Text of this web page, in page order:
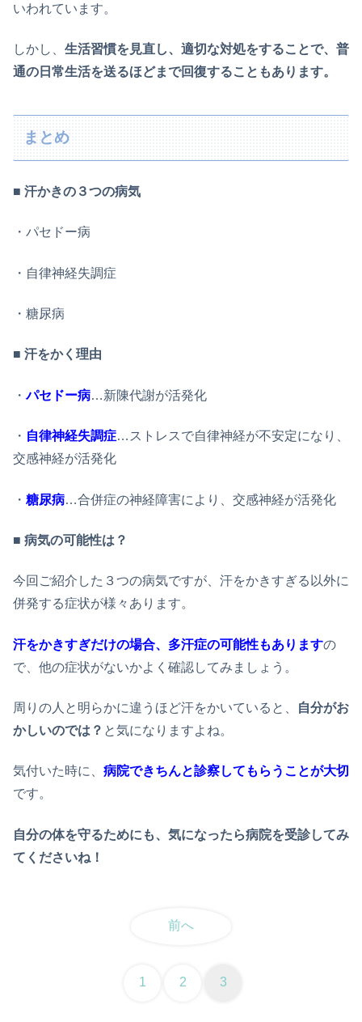
いわれています。
しかし、 生活習慣を見直し、適切な対処をすることで、普
通の日常生活を送るほどまで回復することもあります。
まとめ
■ 汗かきの３つの病気
・パセドー病
・自律神経失調症
・糖尿病
■ 汗をかく理由
・パセドー病…新陳代謝が活発化
・ 自律神経失調症…ストレスで自律神経が不安定になり、
交感神経が活発化
・ 糖尿病…合併症の神経障害により、交感神経が活発化
■ 病気の可能性は？
今回ご紹介した３つの病気ですが、汗をかきすぎる以外に
併発する症状が様々あります。
汗をかきすぎだけの場合、多汗症の可能性もありますの
で、他の症状がないかよく確認してみましょう。
周りの人と明らかに違うほど汗をかいていると、
自分がお
かしいのでは？ と気になりますよね。
気付いた時に、 病院できちんと診察してもらうことが大切
です。
自分の体を守るためにも、気になったら病院を受診してみ
てくださいね！
前へ
1 2 3